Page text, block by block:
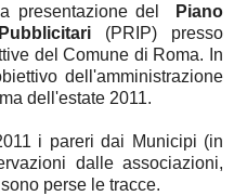
presentazione del
Piano
(PRIP) presso
del Comune di Roma. In
dell'amministrazione
dell'estate 2011.
i pareri dai Municipi (in
dalle associazioni,
perse le tracce.